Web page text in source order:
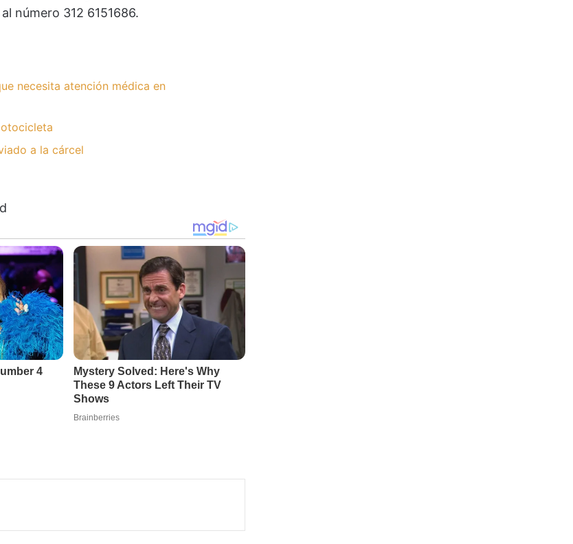
número 312 6151686.
necesita atención médica en
a la cárcel